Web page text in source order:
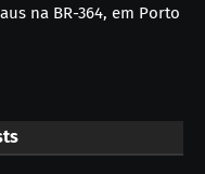
na BR-364, em Porto